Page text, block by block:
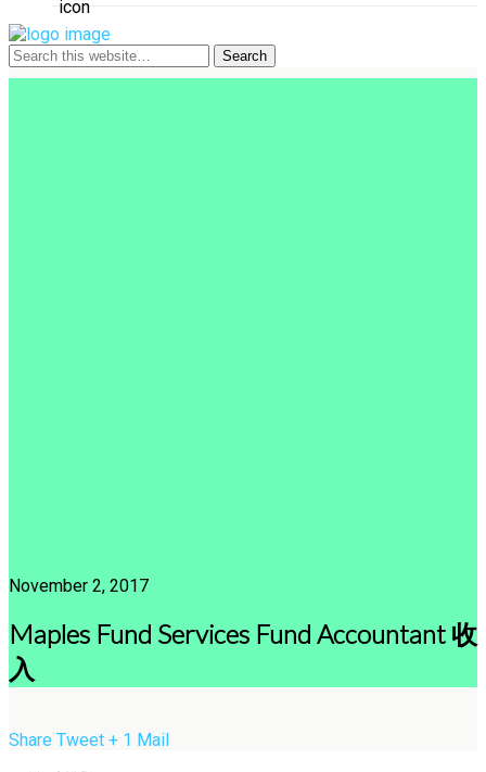
November 2, 2017
Maples Fund Services Fund Accountant 收
入
Share Tweet + 1 Mail